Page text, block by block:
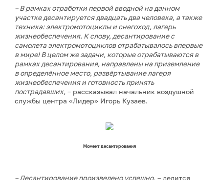
– В рамках отработки первой вводной на данном
участке десантируется двадцать два человека, а также
техника: электромотоциклы и снегоход, лагерь
жизнеобеспечения. К слову, десантирование с
самолета электромотоциклов отрабатывалось впервые
в мире! В целом же задачи, которые отрабатываются в
рамках десантирования, направлены на приземление
в определённое место, развёртывание лагеря
жизнеобеспечения и готовность принять
пострадавших, – рассказывал начальник воздушной
службы центра «Лидер» Игорь Кузаев.
Момент десантирования
– Десантирование произведено успешно, – делится